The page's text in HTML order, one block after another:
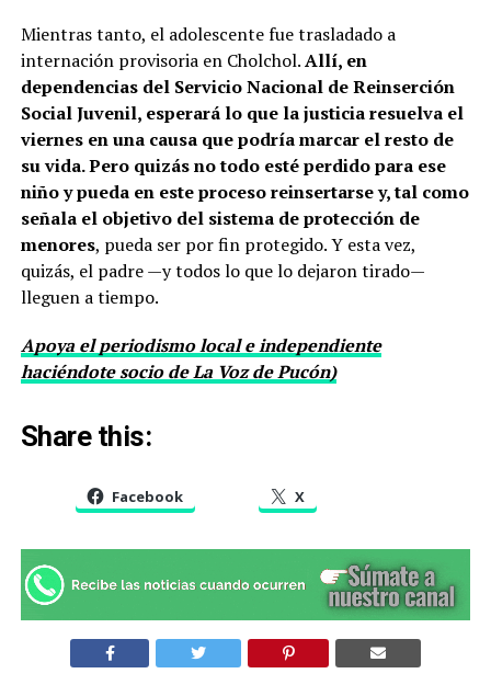
Mientras tanto, el adolescente fue trasladado a
internación provisoria en Cholchol.Allí, en
dependencias del Servicio Nacional de Reinserción
Social Juvenil, esperará lo que la justicia resuelva el
viernes en una causa que podría marcar el resto de
su vida. Pero quizás no todo esté perdido para ese
niño y pueda en este proceso reinsertarse y, tal como
señala el objetivo del sistema de protección de
menores, pueda ser por fin protegido. Y esta vez,
quizás, el padre —y todos lo que lo dejaron tirado—
lleguen a tiempo.
Apoya el periodismo local e independiente
haciéndote socio de La Voz de Pucón)
Share this:
Facebook X